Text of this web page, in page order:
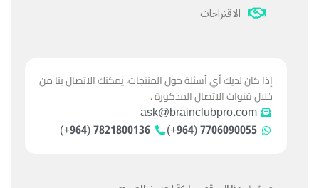
الاقتراحات
إذا كان لديك أي أسئلة حول المنتجات، يمكنك الاتصال بنا من
خلال قنوات الاتصال المذكورة .
ask@brainclubpro.com
7706090055 (964+)
7821800136 (964+)